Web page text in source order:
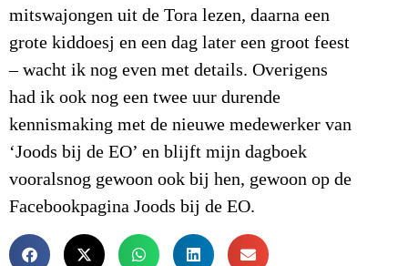
mitswajongen uit de Tora lezen, daarna een
grote kiddoesj en een dag later een groot feest
– wacht ik nog even met details. Overigens
had ik ook nog een twee uur durende
kennismaking met de nieuwe medewerker van
‘Joods bij de EO’ en blijft mijn dagboek
vooralsnog gewoon ook bij hen, gewoon op de
Facebookpagina Joods bij de EO.